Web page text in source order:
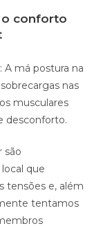
o conforto
A má postura na
nas
musculares
desconforto.
são
que
tensões e, além
tentamos